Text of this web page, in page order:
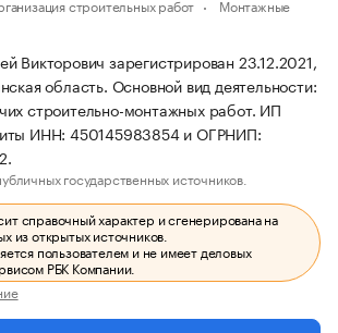
строительных работ
Монтажные
Викторович зарегистрирован 23.12.2021,
область. Основной вид деятельности:
строительно-монтажных работ. ИП
ИНН: 450145983854 и ОГРНИП:
государственных источников.
справочный характер и сгенерирована на
из открытых источников.
пользователем и не имеет деловых
РБК Компании.